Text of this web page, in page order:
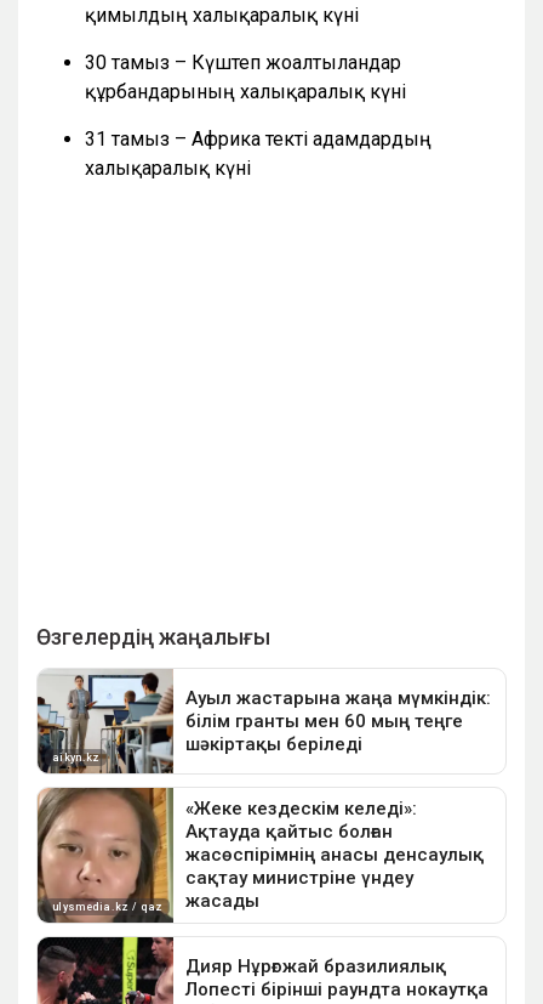
қимылдың халықаралық күні
30 тамыз – Күштеп жоғалтылғандар
құрбандарының халықаралық күні
31 тамыз – Африка текті адамдардың
халықаралық күні